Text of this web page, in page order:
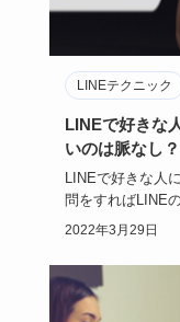
LINEテクニック
LINEで好きな
いのは脈なし？
LINEで好きな人
問をすればLINE
やすい…
2022年3月29日